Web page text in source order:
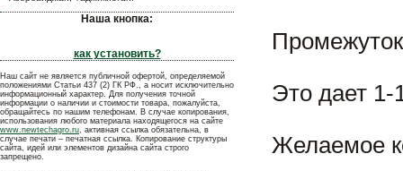
Наша кнопка:
как установить?
Наш сайт не является публичной офертой, определяемой
положениями Статьи 437 (2) ГК РФ., а носит исключительно
информационный характер. Для получения точной
информации о наличии и стоимости товара, пожалуйста,
обращайтесь по нашим телефонам. В случае копирования,
использования любого материала находящегося на сайте
www.newtechagro.ru, активная ссылка обязательна, в
случае печати – печатная ссылка. Копирование структуры
сайта, идей или элементов дизайна сайта строго
запрещено.
Это дает 1-
Желаемое